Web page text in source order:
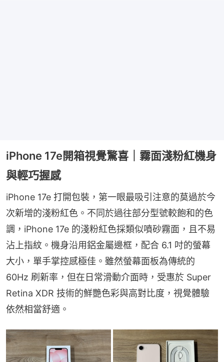
iPhone 17e開箱視覺驚喜｜霧面淺粉紅機身
與輕巧握感
iPhone 17e 打開包裝，第一眼最吸引注意的莫過於今
次新增的淺粉紅色。不同於過往部分型號較飽和的色
調，iPhone 17e 的淺粉紅色採類似噴砂霧面，且不易
沾上指紋。機身沿用鋁金屬邊框，配合 6.1 吋的螢幕
大小，單手掌控感極佳。雖然螢幕面板為傳統的
60Hz 刷新率，但在日常滑動介面時，受惠於 Super
Retina XDR 技術的鮮艷色彩與高對比度，視覺體驗
依然相當舒適。